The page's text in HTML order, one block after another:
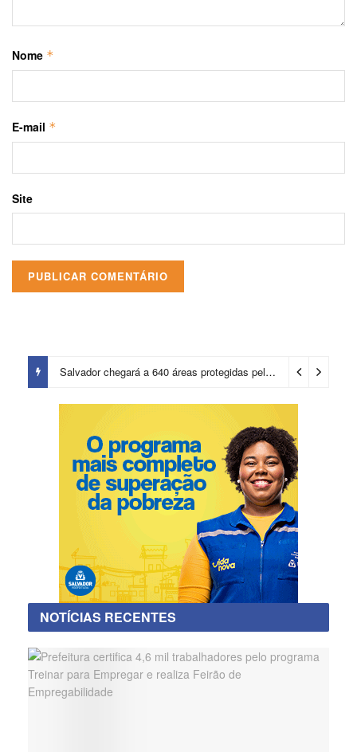
Nome *
E-mail *
Site
Salvador chegará a 640 áreas protegidas pela Prefeitura com investimentos em contenções de encostas e prevenção de riscos
NOTÍCIAS RECENTES